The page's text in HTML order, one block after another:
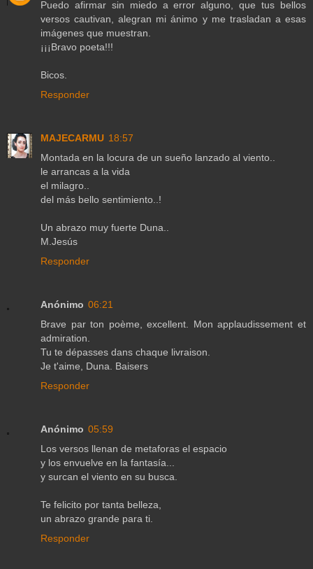
Puedo afirmar sin miedo a error alguno, que tus bellos
versos cautivan, alegran mi ánimo y me trasladan a esas
imágenes que muestran.
¡¡¡Bravo poeta!!!
Bicos.
Responder
MAJECARMU 18:57
Montada en la locura de un sueño lanzado al viento..
le arrancas a la vida
el milagro..
del más bello sentimiento..!
Un abrazo muy fuerte Duna..
M.Jesús
Responder
Anónimo 06:21
Brave par ton poème, excellent. Mon applaudissement et
admiration.
Tu te dépasses dans chaque livraison.
Je t'aime, Duna. Baisers
Responder
Anónimo 05:59
Los versos llenan de metaforas el espacio
y los envuelve en la fantasía...
y surcan el viento en su busca.
Te felicito por tanta belleza,
un abrazo grande para ti.
Responder